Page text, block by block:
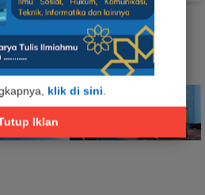
klik di sini.
Iklan